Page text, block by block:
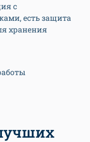
с
есть защита
хранения